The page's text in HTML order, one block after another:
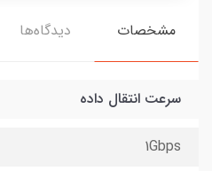
مشخصات دیدگاه‌ها
سرعت انتقال داده
1Gbps